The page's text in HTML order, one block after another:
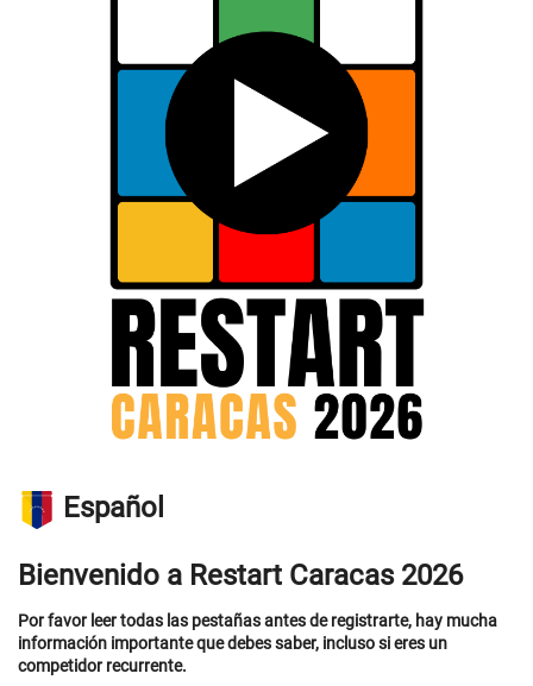
Español
Bienvenido a Restart Caracas 2026
Por favor leer todas las pestañas antes de registrarte, hay mucha
información importante que debes saber, incluso si eres un
competidor recurrente.